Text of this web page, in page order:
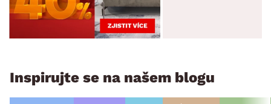
Inspirujte se na našem blogu